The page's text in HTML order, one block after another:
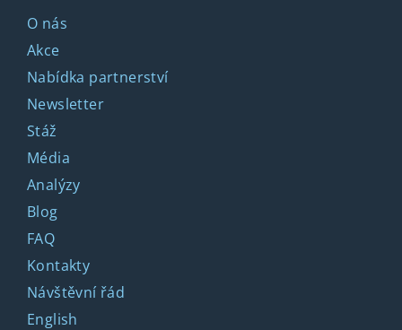
O nás
Akce
Nabídka partnerství
Newsletter
Stáž
Média
Analýzy
Blog
FAQ
Kontakty
Návštěvní řád
English